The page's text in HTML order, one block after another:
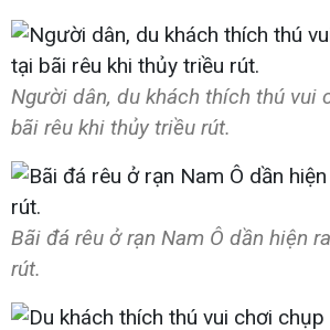
Người dân, du khách thích thú vui
bãi rêu khi thủy triều rút.
Bãi đá rêu ở rạn Nam Ô dần hiện
rút.